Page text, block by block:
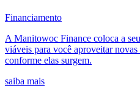
Financiamento
A Manitowoc Finance coloca a
viáveis para você aproveitar
conforme elas surgem.
saiba mais